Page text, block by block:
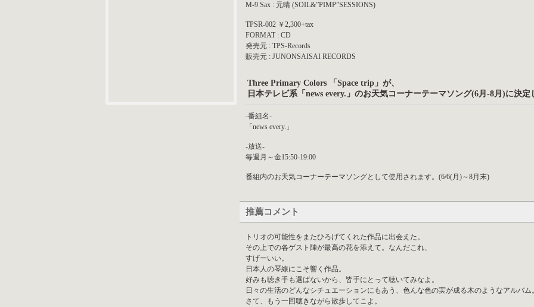
M-9 Sax : 元晴 (SOIL&”PIMP”SESSIONS)
TPSR-002 ￥2,300+tax
FORMAT : CD
発売元 : TPS-Records
販売元 : JUNONSAISAI RECORDS
Three Primary Colors 「Space trip」が、
日本テレビ系「news every.」のお天気コーナーテーマソング(6月-8月)に決定
-番組名-
「news every.」
-放送-
毎週月～金15:50-19:00
番組内のお天気コーナーテーマソングとして使用されます。(6/6(月)～8月末)
推薦コメント
トリオの可能性をまたひろげてくれた作品に出会えた。
その上での各ゲスト陣が最高の花を添えて。なんだこれ、
すげーいい。
日本人の琴線にこそ響く作品。
好みも聴き手も選ばないから、皆手にとって聴いてみなよ。
日々の生活のどんなシチュエーションにもあう、色んな色の実が成る木のようなアルバム。
さて、もう一回聴きながら散歩してこよ。